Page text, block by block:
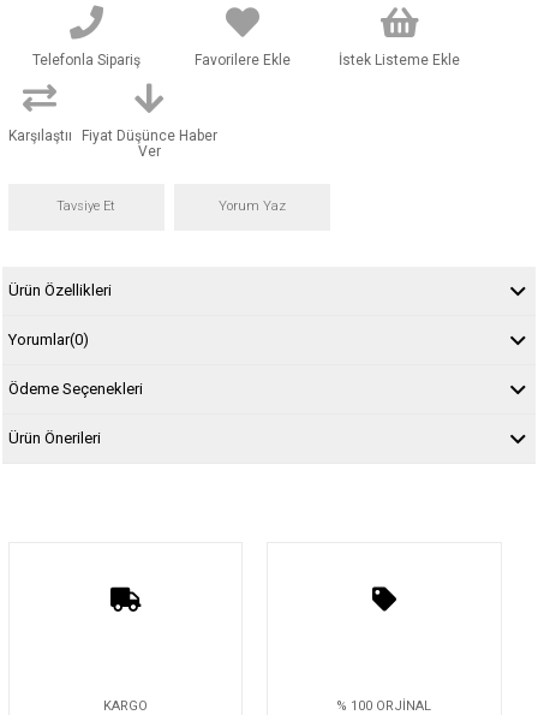
Telefonla Sipariş Favorilere Ekle İstek Listeme Ekle
Karşılaştır
Fiyat Düşünce Haber
Ver
Tavsiye Et Yorum Yaz
Ürün Özellikleri
Yorumlar(0)
Ödeme Seçenekleri
Ürün Önerileri
KARGO % 100 ORJİNAL